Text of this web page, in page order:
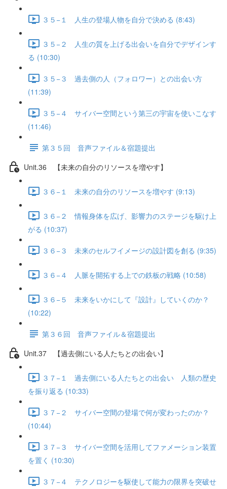
３５−１ 人生の登場人物を自分で決める (8:43)
３５−２ 人生の質を上げる出会いを自分でデザインす
る (10:30)
３５−３ 過去側の人（フォロワー）との出会い方
(11:39)
３５−４ サイバー空間という第三の宇宙を使いこなす
(11:46)
第３５回 音声ファイル＆宿題提出
Unit.36 【未来の自分のリソースを増やす】
３６−１ 未来の自分のリソースを増やす (9:13)
３６−２ 情報身体を広げ、影響力のステージを駆け上
がる (10:37)
３６−３ 未来のセルフイメージの設計図を創る (9:35)
３６−４ 人脈を開拓する上での鉄板の戦略 (10:58)
３６−５ 未来をいかにして『設計』していくのか？
(10:22)
第３６回 音声ファイル＆宿題提出
Unit.37 【過去側にいる人たちとの出会い】
３７−１ 過去側にいる人たちとの出会い 人類の歴史
を振り返る (10:33)
３７−２ サイバー空間の登場で何が変わったのか？
(10:44)
３７−３ サイバー空間を活用してファメーション装置
を置く (10:30)
３７−４ テクノロジーを駆使して能力の限界を突破せ